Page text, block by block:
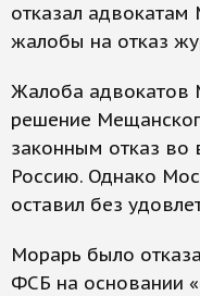
отказал
жалобы на отказ
Жалоба адвокатов
решение
законным отказ во
Россию. Однако
оставил без
Морарь было
ФСБ на основании